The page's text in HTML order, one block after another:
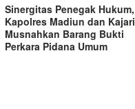
Sinergitas Penegak Hukum,
Kapolres Madiun dan Kajari
Musnahkan Barang Bukti
Perkara Pidana Umum